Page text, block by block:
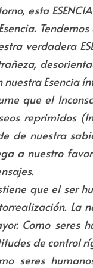
esta
verdadera
nuestra Esencia
que el
reprimidos
de nuestra
a nuestro
que el ser
La
Como seres
de control
seres